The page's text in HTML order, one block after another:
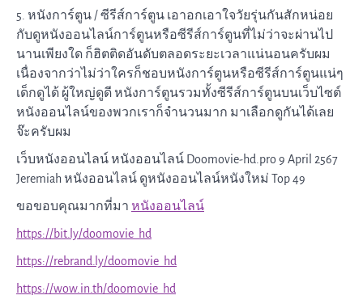
5. หนังการ์ตูน / ซีรีส์การ์ตูน เอาอกเอาใจวัยรุ่นกันสักหน่อย
กับดูหนังออนไลน์การ์ตูนหรือซีรีส์การ์ตูนที่ไม่ว่าจะผ่านไป
นานเพียงใด ก็ฮิตติดอันดับตลอดระยะเวลาแน่นอนครับผม
เนื่องจากว่าไม่ว่าใครก็ชอบหนังการ์ตูนหรือซีรีส์การ์ตูนแน่ๆ
เด็กดูได้ ผู้ใหญ่ดูดี หนังการ์ตูนรวมทั้งซีรีส์การ์ตูนบนเว็บไซต์
หนังออนไลน์ของพวกเราก็จำนวนมาก มาเลือกดูกันได้เลย
จ๊ะครับผม
เว็บหนังออนไลน์ หนังออนไลน์ Doomovie-hd.pro 9 April 2567
Jeremiah หนังออนไลน์ ดูหนังออนไลน์หนังใหม่ Top 49
ขอขอบคุณมากที่มา หนังออนไลน์
https://bit.ly/doomovie_hd
https://rebrand.ly/doomovie_hd
https://wow.in.th/doomovie_hd